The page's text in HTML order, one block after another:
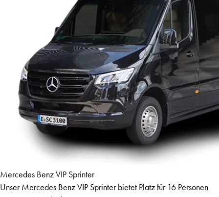
Mercedes Benz VIP Sprinter
Unser Mercedes Benz VIP Sprinter bietet Platz für 16 Personen